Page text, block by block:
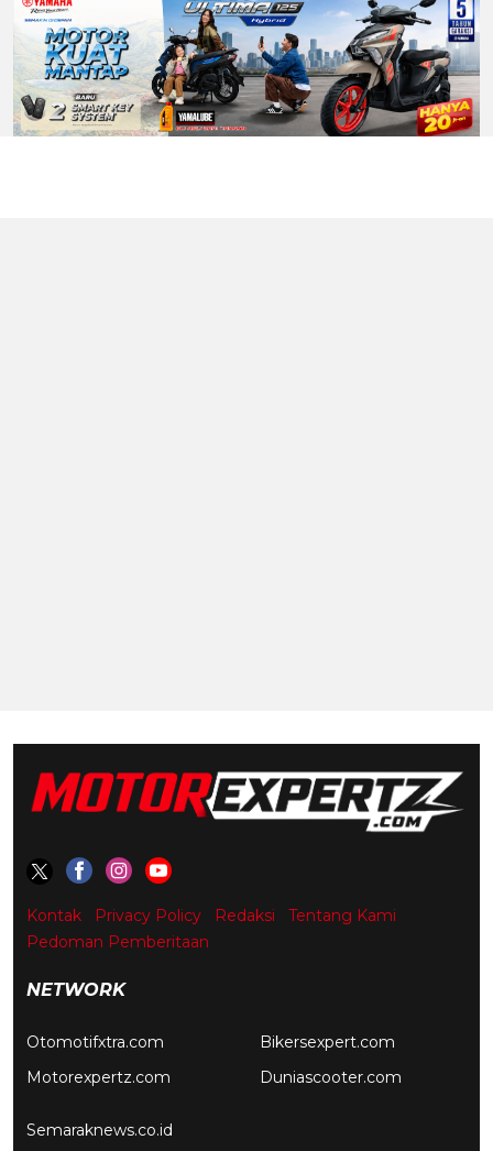
Kontak Privacy Policy Redaksi
Tentang Kami
Pedoman Pemberitaan
NETWORK
Otomotifxtra.com
Motorexpertz.com
Bikersexpert.com
Duniascooter.com
Semaraknews.co.id